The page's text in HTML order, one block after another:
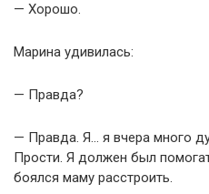
— Хорошо.
Марина удивилась:
— Правда?
— Правда. Я… я вчера много
Прости. Я должен был
боялся маму расстроить.